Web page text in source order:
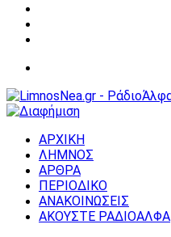
ΑΡΧΙΚΗ
ΛΗΜΝΟΣ
ΑΡΘΡΑ
ΠΕΡΙΟΔΙΚΟ
ΑΝΑΚΟΙΝΩΣΕΙΣ
ΑΚΟΥΣΤΕ ΡΑΔΙΟΑΛΦΑ